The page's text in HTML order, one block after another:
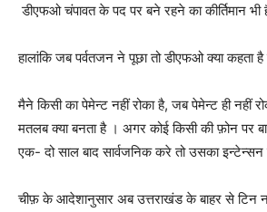
डीएफओ चंपावत के पद पर बने रहने का कीर्तिमान भी
हालांकि जब पर्वतजन ने पूछा तो डीएफओ क्या कहता
मैने किसी का पेमेन्ट नहीं रोका है, जब पेमेन्ट ही नहीं
मतलब क्या बनता है । अगर कोई किसी की फ़ोन पर
एक- दो साल बाद सार्वजनिक करे तो उसका
चीफ़ के आदेशानुसार अब उत्तराखंड के बाहर से